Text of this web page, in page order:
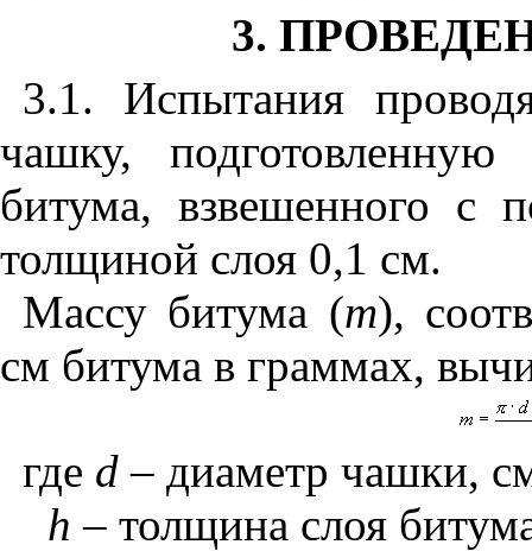
3.
3.1. Испытания
чашку,
битума, взвешенного с
толщиной слоя 0,1 см.
Массу битума (т),
см битума в граммах,
где d – диаметр чашки,
h – толщина слоя